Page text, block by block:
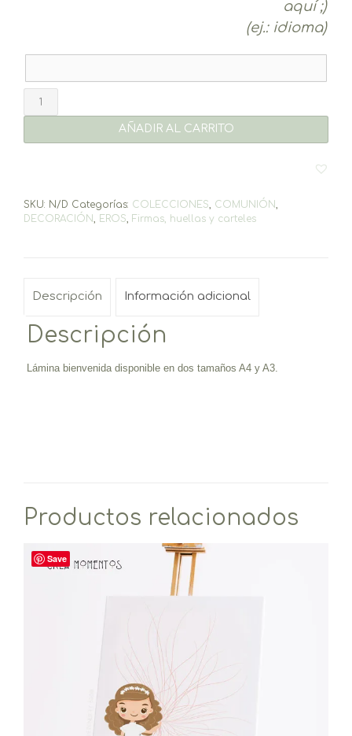
aquí ;)
(ej.: idioma)
Lámina
Bienvenida
Eros
AÑADIR AL CARRITO
SKU: N/D Categorías: COLECCIONES, COMUNIÓN,
DECORACIÓN, EROS, Firmas, huellas y carteles
Descripción Información adicional
Descripción
Lámina bienvenida disponible en dos tamaños A4 y A3.
Productos relacionados
Save